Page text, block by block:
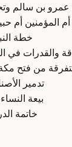
بن سالم
المؤمنين أم
خطة
والقدرات في
من فتح مكة
تدمير
بيعة
خاتمة